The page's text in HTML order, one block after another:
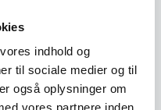
indhold og
til sociale medier og til
også oplysninger om
vores partnere inden
og funktionel skål i hvidt
fra Amalie-serien.